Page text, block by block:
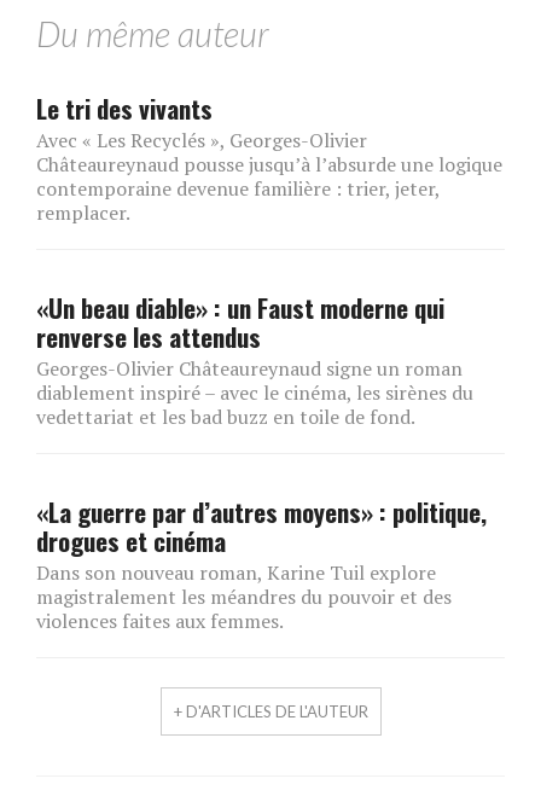
Du même auteur
Le tri des vivants
Avec « Les Recyclés », Georges-Olivier
Châteaureynaud pousse jusqu’à l’absurde une logique
contemporaine devenue familière : trier, jeter,
remplacer.
«Un beau diable» : un Faust moderne qui
renverse les attendus
Georges-Olivier Châteaureynaud signe un roman
diablement inspiré – avec le cinéma, les sirènes du
vedettariat et les bad buzz en toile de fond.
«La guerre par d’autres moyens» : politique,
drogues et cinéma
Dans son nouveau roman, Karine Tuil explore
magistralement les méandres du pouvoir et des
violences faites aux femmes.
+ D'ARTICLES DE L'AUTEUR